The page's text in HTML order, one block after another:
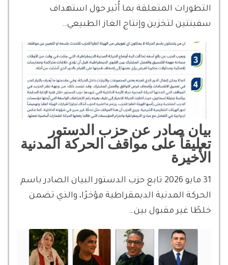
التطورات المتعلقة بما أُثير حول استهداف
سفينتين لتخزين وإنتاج الغاز الطبيعي…
بيان صادر عن حزب الدستور
تعليقاً على مواقف الحركة المدنية
الأخيرة
31 مايو 2026 تابع حزب الدستور البيان الصادر باسم
الحركة المدنية الديمقراطية مؤخرًا، والذي تضمن
خلطًا غير مقبول بين…